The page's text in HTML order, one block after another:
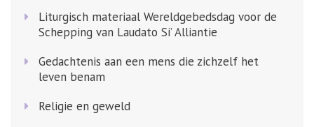
Liturgisch materiaal Wereldgebedsdag voor de
Schepping van Laudato Si’ Alliantie
Gedachtenis aan een mens die zichzelf het
leven benam
Religie en geweld